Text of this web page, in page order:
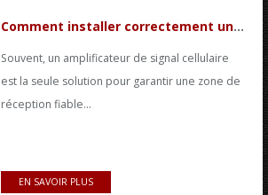
Comment installer correctement un amplificateur de signal mobile par vous-même
Souvent, un amplificateur de signal cellulaire
est la seule solution pour garantir une zone de
réception fiable...
EN SAVOIR PLUS